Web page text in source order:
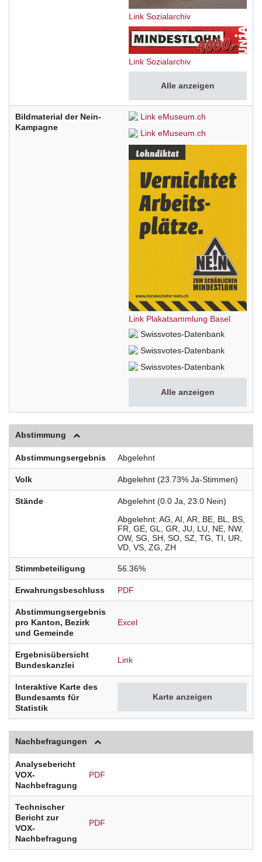
Link Sozialarchiv
Link Sozialarchiv
Alle anzeigen
Bildmaterial der Nein-
Kampagne
Link eMuseum.ch
Link eMuseum.ch
Link Plakatsammlung Basel
Swissvotes-Datenbank
Swissvotes-Datenbank
Swissvotes-Datenbank
Alle anzeigen
Abstimmung
Abstimmungsergebnis Abgelehnt
Volk Abgelehnt (23.73% Ja-Stimmen)
Stände
Abgelehnt (0.0 Ja, 23.0 Nein)
Abgelehnt AG AI AR BE BL
BS
FR GE GL GR JU LU NE NW
OW SG SH SO SZ TG TI
UR
VD VS ZG ZH
Stimmbeteiligung 56.36%
Erwahrungsbeschluss PDF
Abstimmungsergebnis
pro Kanton, Bezirk
und Gemeinde
Excel
Ergebnisübersicht
Bundeskanzlei
Link
Interaktive Karte des
Bundesamts für
Statistik
Karte anzeigen
Nachbefragungen
Analysebericht
VOX-
Nachbefragung
PDF
Technischer
Bericht zur
VOX-
Nachbefragung
PDF